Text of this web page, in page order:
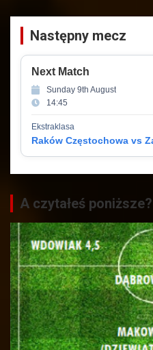
Następny mecz
Next Match
Sunday 9th August
14:45
Ekstraklasa
Raków Częstochowa vs
A czytałeś poniższe?